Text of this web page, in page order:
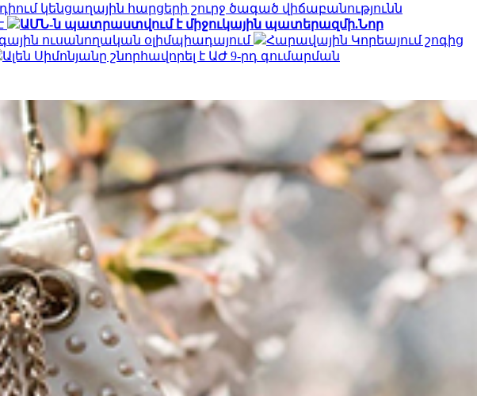
կենցաղային հարցերի շուրջ ծագած վիճաբանությունն
ԱՄՆ-ն պատրաստվում է միջուկային պատերազմի.Նոր
ուսանողական օլիմպիադայում
Հարավային Կորեայում շոգից
Ալեն Սիմոնյանը շնորհավորել է ԱԺ 9-րդ գումարման